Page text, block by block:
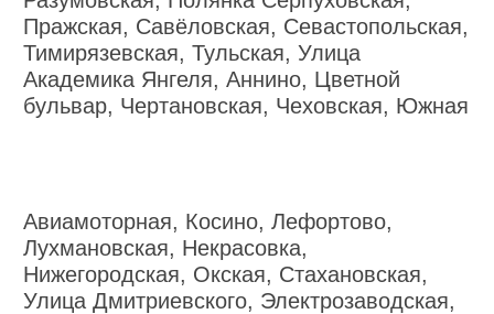
Пражская, Савёловская, Севастопольская,
Тимирязевская, Тульская, Улица
Академика Янгеля, Аннино, Цветной
бульвар, Чертановская, Чеховская, Южная
Авиамоторная, Косино, Лефортово,
Лухмановская, Некрасовка,
Нижегородская, Окская, Стахановская,
Улица Дмитриевского, Электрозаводская,